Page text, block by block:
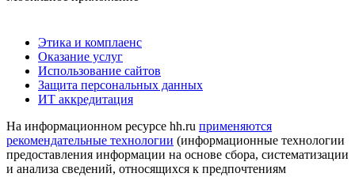
Этика и комплаенс
Оказание услуг
Использование сайтов
Защита персональных данных
ИТ аккредитация
На информационном ресурсе hh.ru применяются
рекомендательные технологии (информационные технологии
предоставления информации на основе сбора, систематизации
и анализа сведений, относящихся к предпочтениям